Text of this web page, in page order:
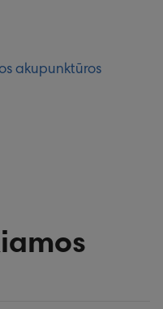
akupunktūros